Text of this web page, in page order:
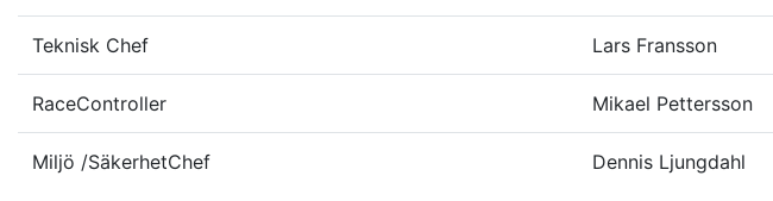
Teknisk Chef Lars Fransson
RaceController Mikael Pettersson
Miljö /SäkerhetChef Dennis Ljungdahl